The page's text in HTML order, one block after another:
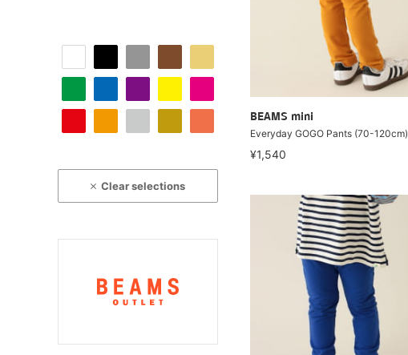
Clear selections
BEAMS mini
Everyday GOGO Pants (70-120cm)
¥1,540